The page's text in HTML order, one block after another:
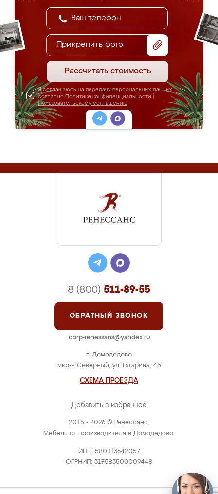
Прикрепить фото
Рассчитать стоимость
Я соглашаюсь на передачу персональных данных
согласно Политике конфиденциальности
Пользовательскому соглашению
2015 - 2026 © Ренессанс.
Мебель от производителя в Домодедово.
ИНН: 580313642057
ОГРНИП: 317583500009448
г. Домодедово
мкр-н Северный, ул. Гагарина, 45
СХЕМА ПРОЕЗДА
Добавить в избранное
8 (800) 511-89-55
ОБРАТНЫЙ ЗВОНОК
corp-renessans@yandex.ru